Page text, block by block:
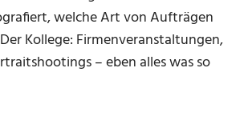
welche Art von Aufträgen
Kollege: Firmenveranstaltungen,
– eben alles was so